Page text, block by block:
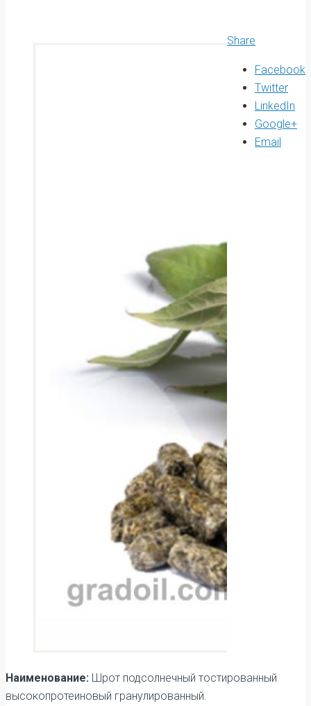
Share
Facebook
Twitter
LinkedIn
Google+
Email
Наименование: Шрот подсолнечный тостированный
высокопротеиновый гранулированный.